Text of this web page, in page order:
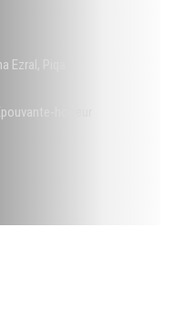
Ezral
horreur